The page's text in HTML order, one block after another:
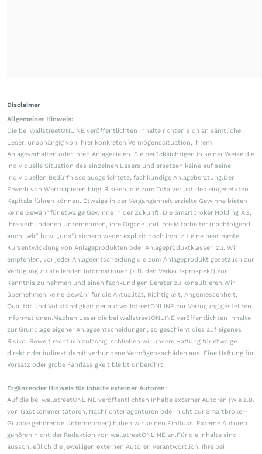
Disclaimer
Allgemeiner Hinweis:
Die bei wallstreetONLINE veröffentlichten Inhalte richten sich an sämtliche
Leser, unabhängig von ihrer konkreten Vermögenssituation, ihrem
Anlageverhalten oder ihren Anlagezielen. Sie berücksichtigen in keiner Weise die
individuelle Situation des einzelnen Lesers und ersetzen keine auf seine
individuellen Bedürfnisse ausgerichtete, fachkundige Anlageberatung.Der
Erwerb von Wertpapieren birgt Risiken, die zum Totalverlust des eingesetzten
Kapitals führen können. Etwaige in der Vergangenheit erzielte Gewinne bieten
keine Gewähr für etwaige Gewinne in der Zukunft. Die Smartbroker Holding AG,
ihre verbundenen Unternehmen, ihre Organe und ihre Mitarbeiter (nachfolgend
auch „wir“ bzw. „uns“) sichern weder explizit noch implizit eine bestimmte
Kursentwicklung von Anlageprodukten oder Anlageproduktklassen zu. Wir
empfehlen, vor jeder Anlageentscheidung die zum Anlageprodukt gesetzlich zur
Verfügung zu stellenden Informationen (z.B. den Verkaufsprospekt) zur
Kenntnis zu nehmen und einen fachkundigen Berater zu konsultieren.Wir
übernehmen keine Gewähr für die Aktualität, Richtigkeit, Angemessenheit,
Qualität und Vollständigkeit der auf wallstreetONLINE zur Verfügung gestellten
Informationen.Machen Leser die bei wallstreetONLINE veröffentlichten Inhalte
zur Grundlage eigener Anlageentscheidungen, so geschieht dies auf eigenes
Risiko. Soweit rechtlich zulässig, schließen wir unsere Haftung für etwaige
direkt oder indirekt damit verbundene Vermögensschäden aus. Eine Haftung für
Vorsatz oder grobe Fahrlässigkeit bleibt unberührt.
Ergänzender Hinweis für Inhalte externer Autoren:
Auf die bei wallstreetONLINE veröffentlichten Inhalte externer Autoren (wie z.B.
von Gastkommentatoren, Nachrichtenagenturen oder nicht zur Smartbroker-
Gruppe gehörende Unternehmen) haben wir keinen Einfluss. Externe Autoren
gehören nicht der Redaktion von wallstreetONLINE an.Für die Inhalte sind
ausschließlich die jeweiligen externen Autoren verantwortlich. Ihre bei